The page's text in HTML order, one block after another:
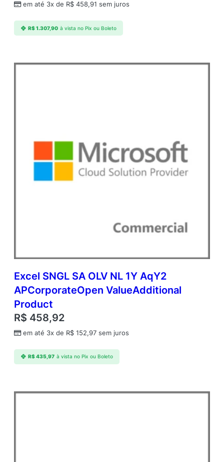
em até 3x de R$ 458,91 sem juros
R$1.307,90 à vista no Pix ou Boleto
Excel SNGL SA OLV NL 1Y AqY2
APCorporateOpen ValueAdditional
Product
R$ 458,92
em até 3x de R$ 152,97 sem juros
R$435,97 à vista no Pix ou Boleto